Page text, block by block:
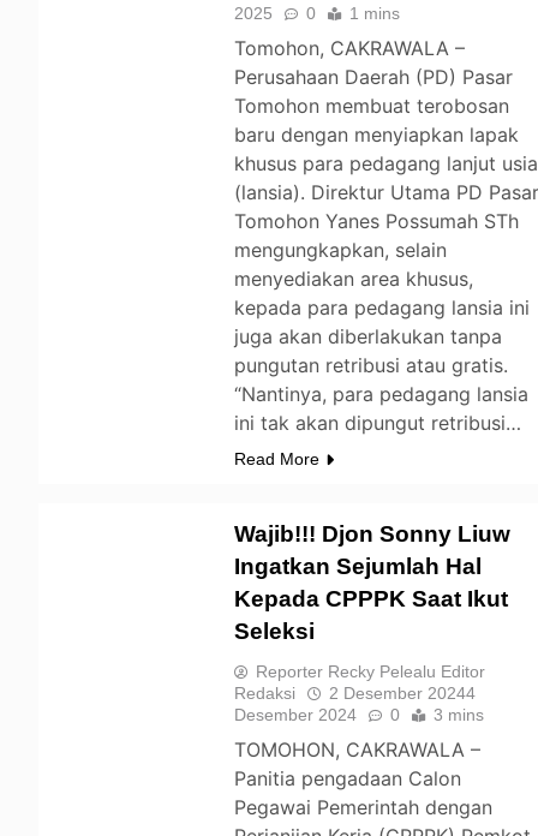
2025
0 1 mins
Tomohon, CAKRAWALA –
Perusahaan Daerah (PD) Pasar
Tomohon membuat terobosan
baru dengan menyiapkan lapak
khusus para pedagang lanjut usia
(lansia). Direktur Utama PD
Tomohon Yanes Possumah STh
mengungkapkan, selain
menyediakan area khusus,
kepada para pedagang lansia ini
juga akan diberlakukan tanpa
pungutan retribusi atau gratis.
“Nantinya, para pedagang lansia
ini tak akan dipungut retribusi…
Read More
Wajib!!! Djon Sonny Liuw
Ingatkan Sejumlah Hal
Kepada CPPPK Saat Ikut
Seleksi
Reporter Recky Pelealu Editor
Redaksi
2 Desember 20244
Desember 2024
0 3 mins
TOMOHON, CAKRAWALA –
Panitia pengadaan Calon
Pegawai Pemerintah dengan